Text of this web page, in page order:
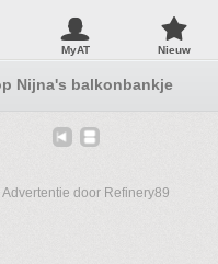
MyAT Nieuw
Nijna's balkonbankje
door Refinery89